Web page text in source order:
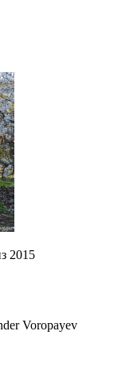
2015
Voropayev